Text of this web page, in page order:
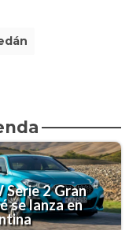
Serie 2 Gran
se lanza en